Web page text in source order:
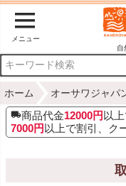
メニュー
自
ホーム オーサワジャパ
商品代金12000円 以
7000円 以上で割引、ク